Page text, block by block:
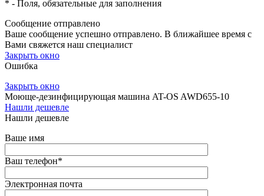
* - Поля, обязательные для заполнения
Сообщение отправлено
Ваше сообщение успешно отправлено. В ближайшее время с
Вами свяжется наш специалист
Закрыть окно
Ошибка
Закрыть окно
Моюще-дезинфицирующая машина AT-OS AWD655-10
Нашли дешевле
Нашли дешевле
Ваше имя
Ваш телефон*
Электронная почта